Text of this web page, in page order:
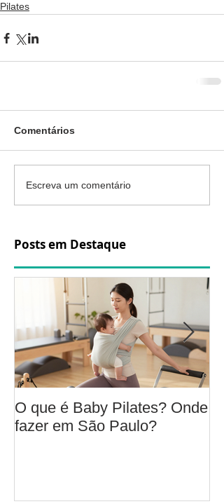
Pilates
Comentários
Escreva um comentário
Posts em Destaque
O que é Baby Pilates? Onde
fazer em São Paulo?